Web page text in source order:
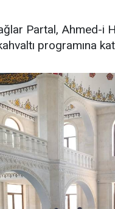
Partal, Ahmed-i
programına